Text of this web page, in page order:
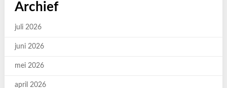
Archief
juli 2026
juni 2026
mei 2026
april 2026